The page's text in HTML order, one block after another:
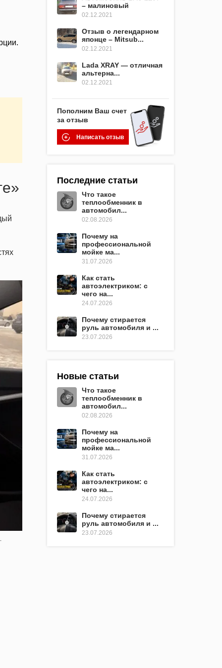
– малиновый
02.12.2021
Отзыв о легендарном
японце – Mitsub...
02.12.2021
Lada XRAY — отличная
альтерна...
02.12.2021
Пополним Ваш счет
за отзыв
Написать отзыв
Последние статьи
Что такое
теплообменник в
автомобил...
02.08.2026
Почему на
профессиональной
мойке ма...
31.07.2026
Как стать
автоэлектриком: с
чего на...
24.07.2026
Почему стирается
руль автомобиля и ...
23.07.2026
Новые статьи
Что такое
теплообменник в
автомобил...
02.08.2026
Почему на
профессиональной
мойке ма...
31.07.2026
Как стать
автоэлектриком: с
чего на...
24.07.2026
Почему стирается
руль автомобиля и ...
23.07.2026